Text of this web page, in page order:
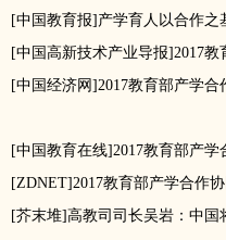
[中国教育报]产学育人以合作之
[中国高新技术产业导报]2017
[中国经济网]2017教育部产学
[中国教育在线]2017教育部产
[ZDNET]2017教育部产学合作
[芥末堆]高教司司长吴岩：中国